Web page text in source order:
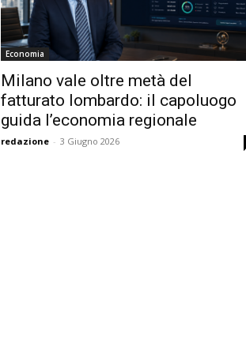
Economia
Milano vale oltre metà del
fatturato lombardo: il capoluogo
guida l’economia regionale
redazione - 3 Giugno 2026